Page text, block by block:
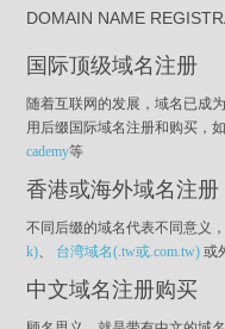
DOMAIN NAME
国际顶级域名注册
随着互联网的发展，域名已成
用后缀国际域名注册和购买，如
cademy等
香港或海外域名注册
不同后缀的域名代表不同意义
k)、 台湾域名(.tw或.com.tw) 或
中文域名注册购买